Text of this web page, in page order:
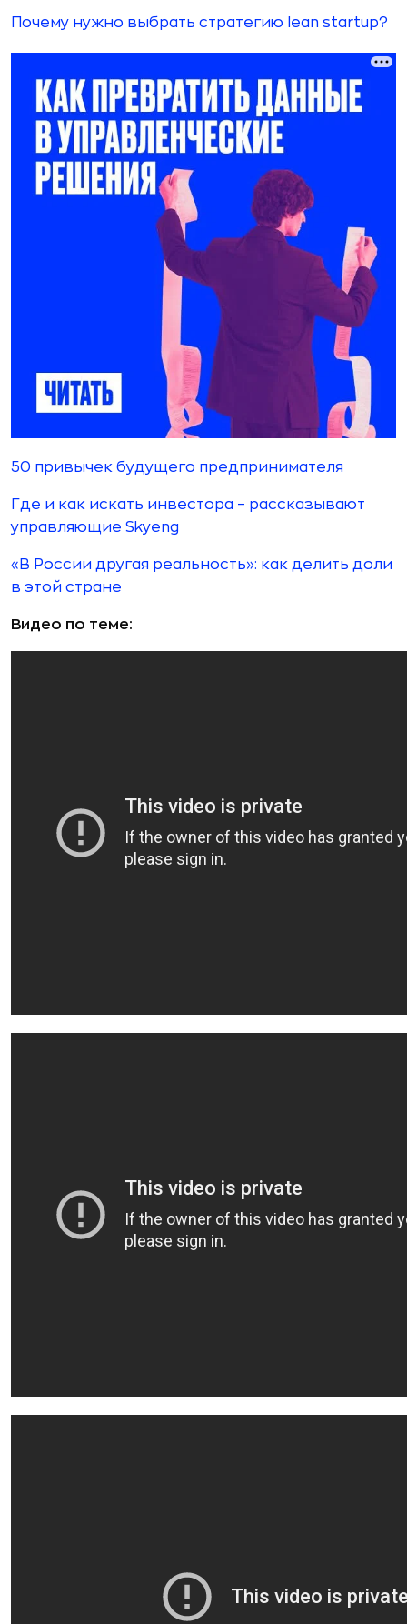
Почему нужно выбрать стратегию lean startup?
50 привычек будущего предпринимателя
Где и как искать инвестора – рассказывают
управляющие Skyeng
«В России другая реальность»: как делить доли
в этой стране
Видео по теме: